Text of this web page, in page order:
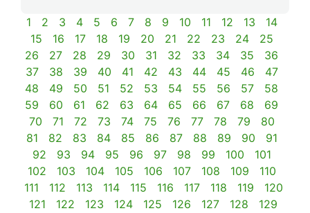
1 2 3 4 5 6 7 8 9 10 11 12 13
14
15
16 17 18 19 20 21 22 23 24
25
26
27 28 29 30 31 32 33 34 35
36
37
38 39 40 41 42 43 44 45 46
47
48
49 50 51 52 53 54 55 56 57
58
59
60 61 62 63 64 65 66 67 68
69
70
71 72 73 74 75 76 77 78 79
80
81
82 83 84 85 86 87 88 89 90
91
92
93 94 95 96 97 98 99 100
101
102
103 104 105 106 107 108 109
110
111
112 113 114 115 116 117 118 119
120
121
122 123 124 125 126 127 128
129